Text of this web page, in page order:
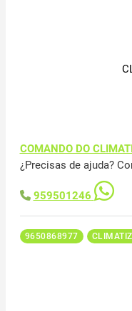
COMANDO DO
¿Precisas de ajuda?
959501246
9650868977